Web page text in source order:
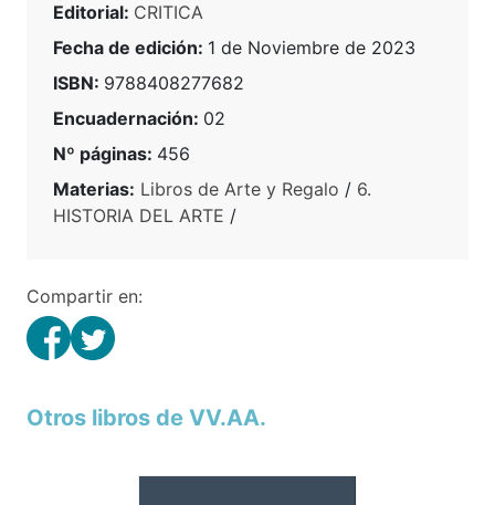
Editorial: CRITICA
Fecha de edición: 1 de Noviembre de 2023
ISBN: 9788408277682
Encuadernación: 02
Nº páginas: 456
Materias: Libros de Arte y Regalo / 6.
HISTORIA DEL ARTE /
Compartir en:
Otros libros de VV.AA.